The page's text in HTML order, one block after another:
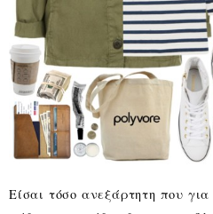
Είσαι τόσο ανεξάρτητη που